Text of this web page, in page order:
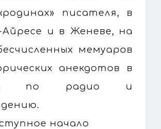
писателя, в
Айресе и в Женеве, на
мемуаров
анекдотов в
по радио и
начало